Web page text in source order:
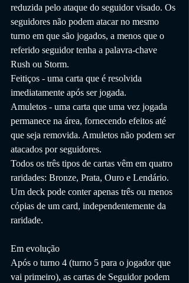
reduzida pelo ataque do seguidor visado. Os
seguidores não podem atacar no mesmo
turno em que são jogados, a menos que o
referido seguidor tenha a palavra-chave
Rush ou Storm.
Feitiços - uma carta que é resolvida
imediatamente após ser jogada.
Amuletos - uma carta que uma vez jogada
permanece na área, fornecendo efeitos até
que seja removida. Amuletos não podem ser
atacados por seguidores.
Todos os três tipos de cartas vêm em quatro
raridades: Bronze, Prata, Ouro e Lendário.
Um deck pode conter apenas três ou menos
cópias de um card, independentemente da
raridade.
Em evolução
Após o turno 4 (turno 5 para o jogador que
vai primeiro), as cartas de Seguidor podem